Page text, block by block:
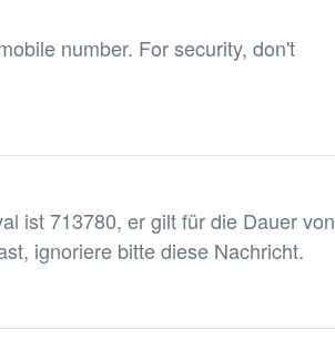
number. For security, don't
ist 713780, er gilt für die Dauer von
ignoriere bitte diese Nachricht.